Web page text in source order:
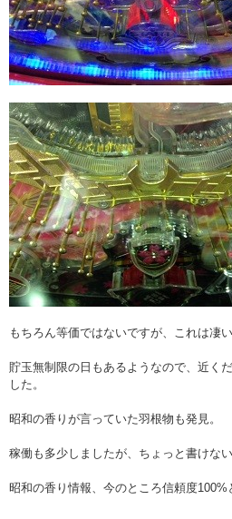
もちろん等価ではないですが、これは凄
貯玉無制限の日もあるようなので、近く
した。
昭和の香りが言っていた羽根物も発見。
稼働も多少しましたが、ちょっと書けな
昭和の香り情報、今のところ信頼度100%